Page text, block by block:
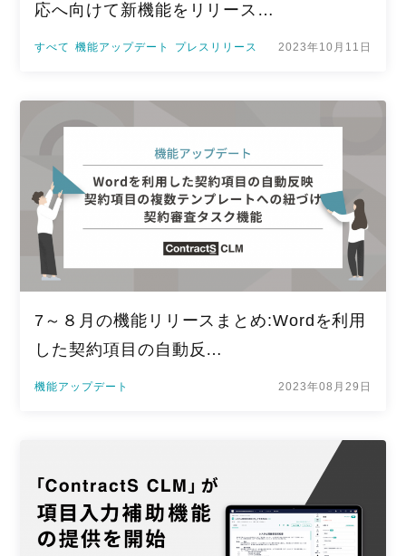
応へ向けて新機能をリリース…
すべて 機能アップデート プレスリリース 2023年10月11日
7～８月の機能リリースまとめ:Wordを利用
した契約項目の自動反…
機能アップデート 2023年08月29日